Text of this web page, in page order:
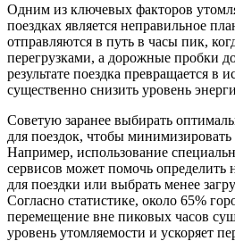
Одним из ключевых факторов
поездках является неправильное
отправляются в путь в часы пик,
перегрузками, а дорожные пробки
результате поездка превращается в
существенно снизить уровень
Советую заранее выбирать
для поездок, чтобы минимизировать
Например, использование
сервисов может помочь определить
для поездки или выбрать менее
Согласно статистике, около 65%
перемещение вне пиковых часов
уровень утомляемости и ускоряет